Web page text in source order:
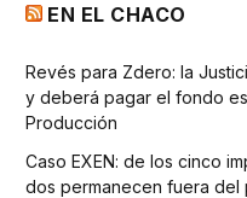
EN EL CHACO
Revés para Zdero: la
y deberá pagar el fondo
Producción
Caso EXEN: de los cinco
dos permanecen fuera del